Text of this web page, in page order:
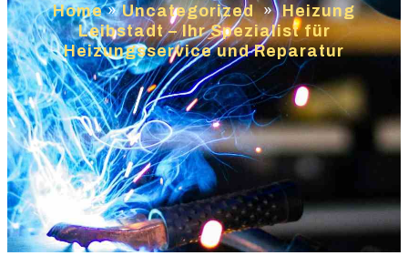
Home»Uncategorized » Heizung
Leibstadt – Ihr Spezialist für
Heizungsservice und Reparatur